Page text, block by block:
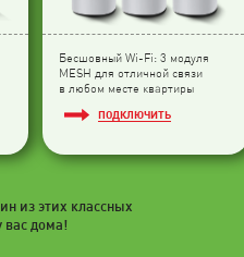
Бесшовный Wi-Fi: 3 модуля
МESH для отличной связи
в любом месте квартиры
ПОДКЛЮЧИТЬ
из этих классных
вас дома!